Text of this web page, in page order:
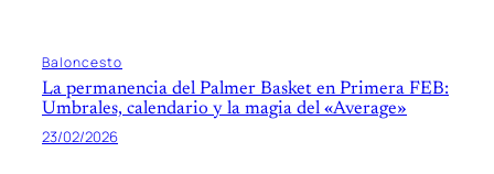
Baloncesto
La permanencia del Palmer Basket en Primera FEB:
Umbrales, calendario y la magia del «Average»
23/02/2026